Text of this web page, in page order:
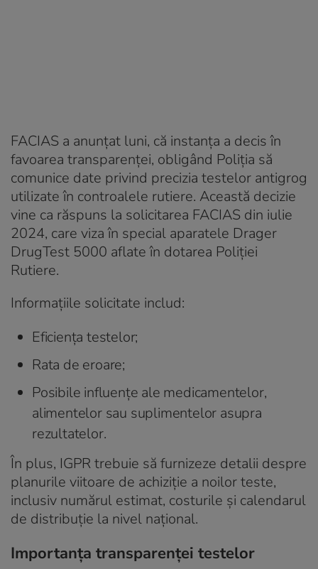
FACIAS a anunțat luni, că instanța a decis în
favoarea transparenței, obligând Poliția să
comunice date privind precizia testelor antigrog
utilizate în controalele rutiere. Această decizie
vine ca răspuns la solicitarea FACIAS din iulie
2024, care viza în special aparatele Drager
DrugTest 5000 aflate în dotarea Poliției
Rutiere.
Informațiile solicitate includ:
Eficiența testelor;
Rata de eroare;
Posibile influențe ale medicamentelor,
alimentelor sau suplimentelor asupra
rezultatelor.
În plus, IGPR trebuie să furnizeze detalii despre
planurile viitoare de achiziție a noilor teste,
inclusiv numărul estimat, costurile și calendarul
de distribuție la nivel național.
Importanța transparenței testelor